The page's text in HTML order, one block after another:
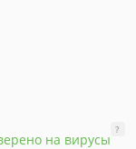
на вирусы
?